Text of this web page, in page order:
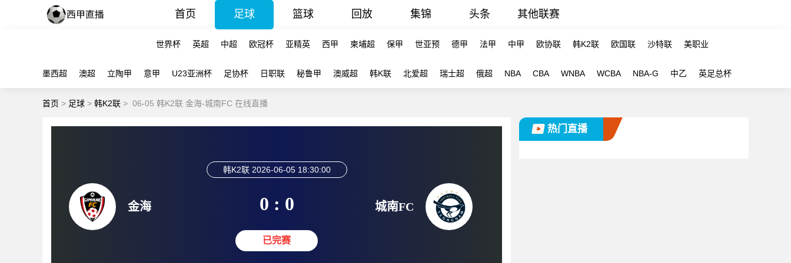
首页 足球 篮球 回放 集锦 头条 其他联赛
世界杯 英超 中超 欧冠杯 亚精英 西甲 柬埔超 保甲 世亚预 德甲 法甲 中甲 欧协联 韩K2联 欧国联 沙特联 美职业
墨西超 澳超 立陶甲 意甲 U23亚洲杯 足协杯 日职联 秘鲁甲 澳威超 韩K联 北爱超 瑞士超 俄超 NBA CBA WNBA WCBA NBA-G 中乙 英足总杯
首页 > 足球 > 韩K2联 > 06-05 韩K2联 金海-城南FC 在线直播
金海
韩K2联 2026-06-05 18:30:00
0 : 0
已完赛
城南FC
热门直播